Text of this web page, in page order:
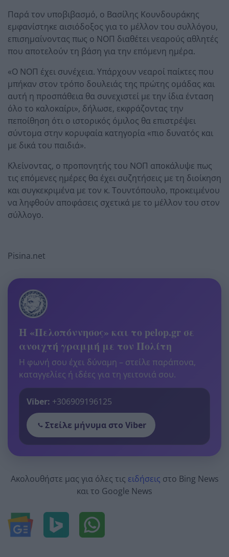
Παρά τον υποβιβασμό, ο Βασίλης Κουνδουράκης
εμφανίστηκε αισιόδοξος για το μέλλον του συλλόγου,
επισημαίνοντας πως ο ΝΟΠ διαθέτει νεαρούς αθλητές
που αποτελούν τη βάση για την επόμενη ημέρα.
«Ο ΝΟΠ έχει συνέχεια. Υπάρχουν νεαροί παίκτες που
μπήκαν στον τρόπο δουλειάς της πρώτης ομάδας και
αυτή η προσπάθεια θα συνεχιστεί με την ίδια ένταση
όλο το καλοκαίρι», δήλωσε, εκφράζοντας την
πεποίθηση ότι ο ιστορικός όμιλος θα επιστρέψει
σύντομα στην κορυφαία κατηγορία «πιο δυνατός και
με δικά του παιδιά».
Κλείνοντας, ο προπονητής του ΝΟΠ αποκάλυψε πως
τις επόμενες ημέρες θα έχει συζητήσεις με τη διοίκηση
και συγκεκριμένα με τον κ. Τουντόπουλο, προκειμένου
να ληφθούν αποφάσεις σχετικά με το μέλλον του στον
σύλλογο.
Pisina.net
Η «Πελοπόννησος» και το pelop.gr σε
ανοιχτή γραμμή με τον Πολίτη
Η φωνή σου έχει δύναμη – στείλε παράπονα,
καταγγελίες ή ιδέες για τη γειτονιά σου.
Viber: +306909196125
Στείλε μήνυμα στο Viber
Ακολουθήστε μας για όλες τις ειδήσεις στο Bing News
και το Google News